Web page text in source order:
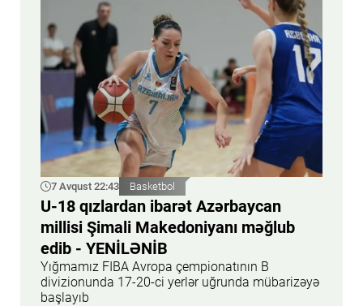
7 Avqust 22:43 Basketbol
U-18 qızlardan ibarət Azərbaycan
millisi Şimali Makedoniyanı məğlub
edib - YENİLƏNİB
Yığmamız FIBA Avropa çempionatının B
divizionunda 17-20-ci yerlər uğrunda mübarizəyə
başlayıb